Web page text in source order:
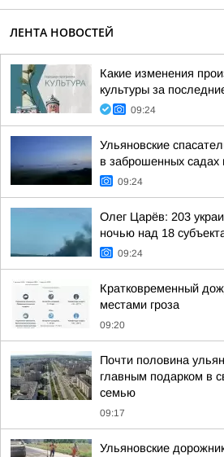
ЛЕНТА НОВОСТЕЙ
Какие изменения
культуры за
09:24
Ульяновские
в заброшенных садах
09:24
Олег Царёв: 203
ночью над 18
09:24
Кратковременный
местами гроза
09:20
Почти половина
главным подарком в
семью
09:17
Ульяновские